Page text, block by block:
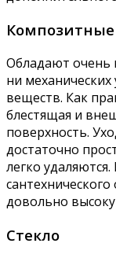
Обладают очень
ни
веществ. Как
блестящая и
поверхность.
достаточно
легко
довольно
Стекло